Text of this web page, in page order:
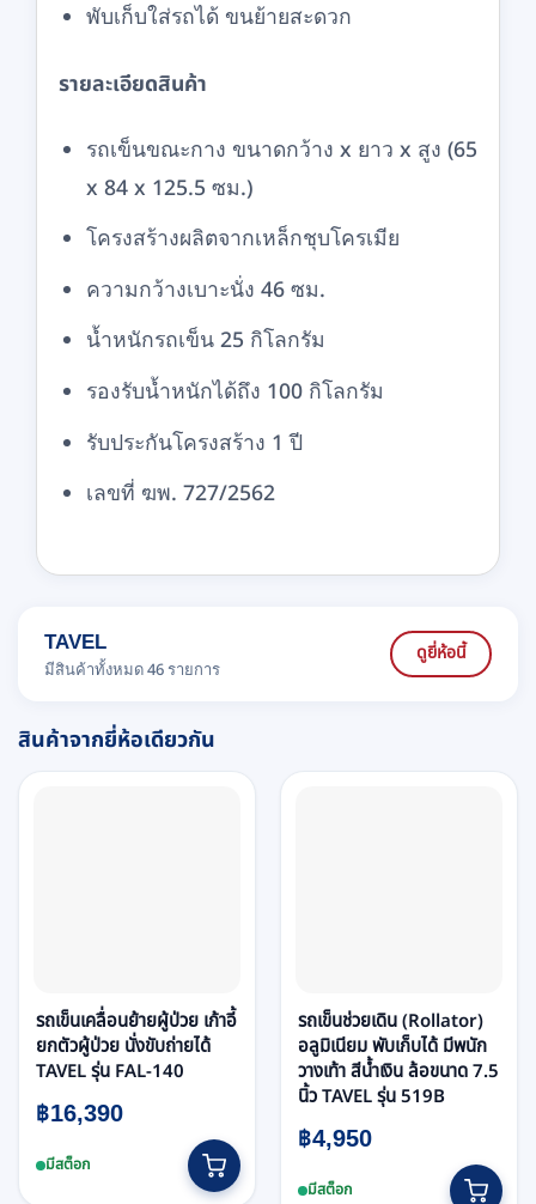
พับเก็บใส่รถได้ ขนย้ายสะดวก
รายละเอียดสินค้า
รถเข็นขณะกาง ขนาดกว้าง x ยาว x สูง (65
x 84 x 125.5 ซม.)
โครงสร้างผลิตจากเหล็กชุบโครเมีย
ความกว้างเบาะนั่ง 46 ซม.
น้ำหนักรถเข็น 25 กิโลกรัม
รองรับน้ำหนักได้ถึง 100 กิโลกรัม
รับประกันโครงสร้าง 1 ปี
เลขที่ ฆพ. 727/2562
TAVEL
มีสินค้าทั้งหมด 46 รายการ
ดูยี่ห้อนี้
สินค้าจากยี่ห้อเดียวกัน
รถเข็นเคลื่อนย้ายผู้ป่วย เก้าอี้
ยกตัวผู้ป่วย นั่งขับถ่ายได้
TAVEL รุ่น FAL-140
฿16,390
มีสต็อก
รถเข็นช่วยเดิน (Rollator)
อลูมิเนียม พับเก็บได้ มีพนัก
วางเท้า สีน้ำเงิน ล้อขนาด 7.5
นิ้ว TAVEL รุ่น 519B
฿4,950
มีสต็อก